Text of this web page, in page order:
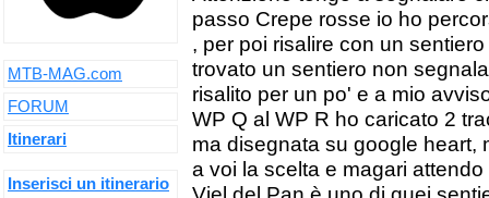
passo Crepe rosse io ho
, per poi risalire con un
trovato un sentiero non
risalito per un po' e a mio
WP Q al WP R ho caricato 2
ma disegnata su google heart,
a voi la scelta e magari
MTB-MAG.com
FORUM
Itinerari
Inserisci un itinerario